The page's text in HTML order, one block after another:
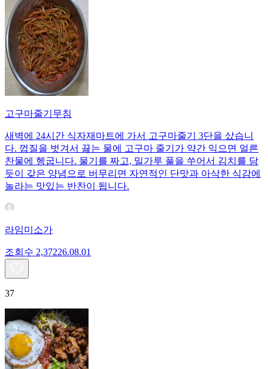
고구마줄기무침
새벽에 24시간 식자재마트에 가서 고구마줄기 3단을 샀습니
다. 껍질을 벗겨서 끓는 물에 고구마 줄기가 약간 익으면 얼른
찬물에 헹굽니다. 물기를 짜고, 밀가루 풀을 쑤어서 김치를 담
듯이 갖은 양념으로 버무리면 자연적인 단맛과 아삭한 식감에
놀라는 맛있는 반찬이 됩니다.
라임미소가
조회수 2,37226.08.01
37